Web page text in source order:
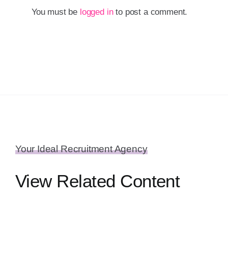
You must be logged into post a comment.
Your Ideal Recruitment Agency
View Related Content